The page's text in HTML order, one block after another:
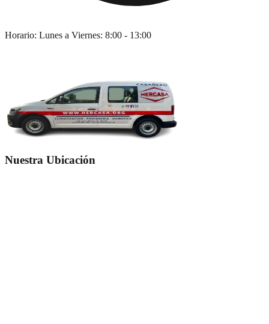
Horario: Lunes a Viernes: 8:00 - 13:00
Nuestra Ubicación